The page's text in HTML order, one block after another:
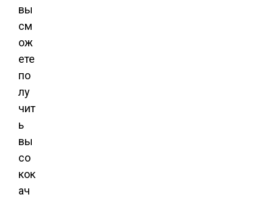
вы
см
ож
ете
по
лу
чит
ь
вы
со
кок
ач